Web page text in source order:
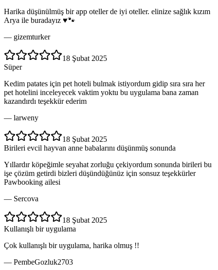
Harika düşünülmüş bir app oteller de iyi oteller. elinize sağlık kızım
Arya ile buradayız ♥️🐾
— gizemturker
18 Şubat 2025
Süper
Kedim patates için pet hoteli bulmak istiyordum gidip sıra sıra her
pet hotelini inceleyecek vaktim yoktu bu uygulama bana zaman
kazandırdı teşekkür ederim
— larweny
18 Şubat 2025
Birileri evcil hayvan anne babalarını düşünmüş sonunda
Yıllardır köpeğimle seyahat zorluğu çekiyordum sonunda birileri bu
işe çözüm getirdi bizleri düşündüğünüz için sonsuz teşekkürler
Pawbooking ailesi
— Sercova
18 Şubat 2025
Kullanışlı bir uygulama
Çok kullanışlı bir uygulama, harika olmuş !!
— PembeGozluk2703